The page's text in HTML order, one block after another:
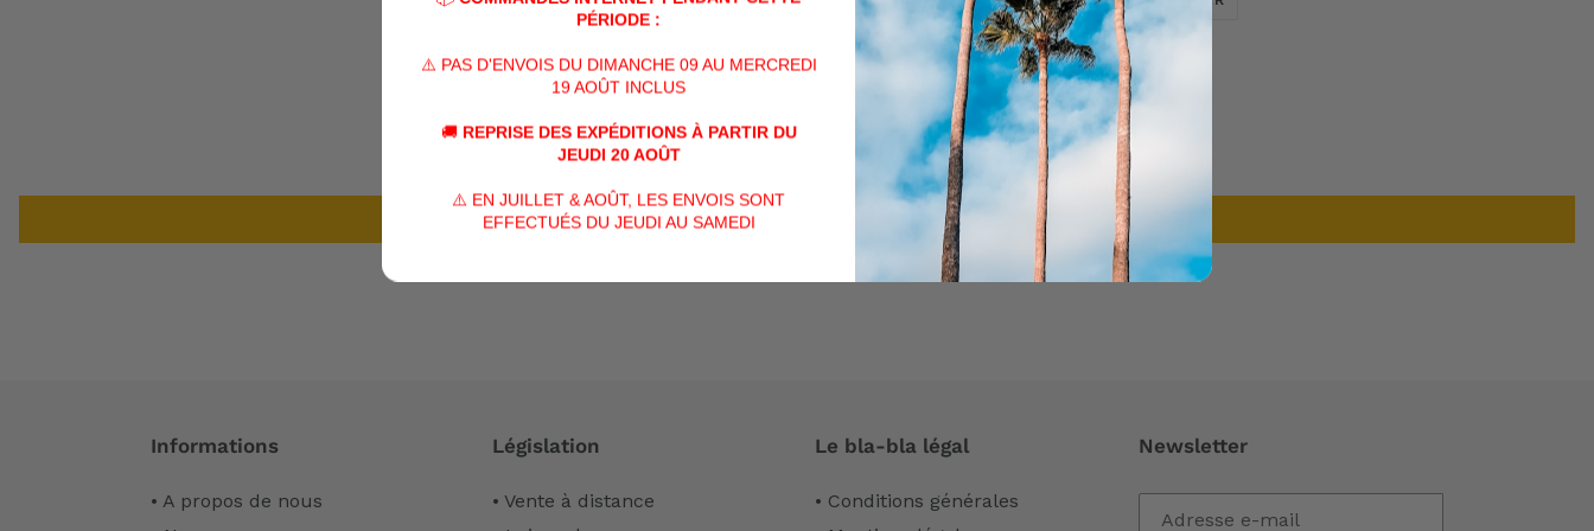
SUR
FACEBOOK
SUR
TWITTER
AVIS CLIENTS
Soyez le premier à écrire un avis
Écrire un avis
Informations
• A propos de nous
Législation
• Vente à distance
Le bla-bla légal
• Conditions générales
Newsletter
PÉRIODE :
⚠️ PAS D'ENVOIS DU DIMANCHE 09 AU MERCREDI
19 AOÛT INCLUS
🚚 REPRISE DES EXPÉDITIONS À PARTIR DU
JEUDI 20 AOÛT
⚠️ EN JUILLET & AOÛT, LES ENVOIS SONT
EFFECTUÉS DU JEUDI AU SAMEDI